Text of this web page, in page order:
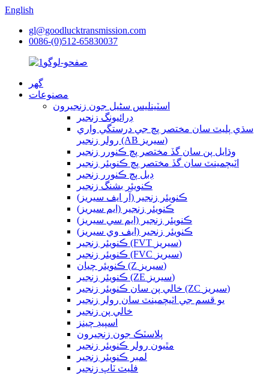
English
gl@goodlucktransmission.com
0086-(0)512-65830037
گھر
مصنوعات
اسٽينلیس سٹیل جون زنجيرون
ڊرائيونگ زنجير
سڌي پليٽ سان مختصر پچ جي درستگي واري
رولر زنجير (AB سيريز)
وڌايل پن سان گڏ مختصر پچ ڪنورر زنجير
اٽيچمينٽ سان گڏ مختصر پچ ڪنويئر زنجير
ڊبل پچ ڪنورر زنجير
ڪنويئر بشنگ زنجير
ڪنويئر زنجير (آر ايف سيريز)
ڪنويئر زنجير (ايم سيريز)
ڪنويئر زنجير (ايم سي سيريز)
ڪنويئر زنجير (ايف وي سيريز)
ڪنويئر زنجير (FVT سيريز)
ڪنويئر زنجير (FVC سيريز)
ڪنويئر چيان (Z سيريز)
ڪنويئر زنجير (ZE سيريز)
خالي پن سان ڪنويئر زنجير (ZC سيريز)
يو قسم جي اٽيچمينٽ سان رولر زنجير
خالي پن زنجير
اسپيڊ چينز
پلاسٽڪ جون زنجيرون
مٿيون رولر ڪنويئر زنجير
لمبر ڪنويئر زنجير
فليٽ ٽاپ زنجير